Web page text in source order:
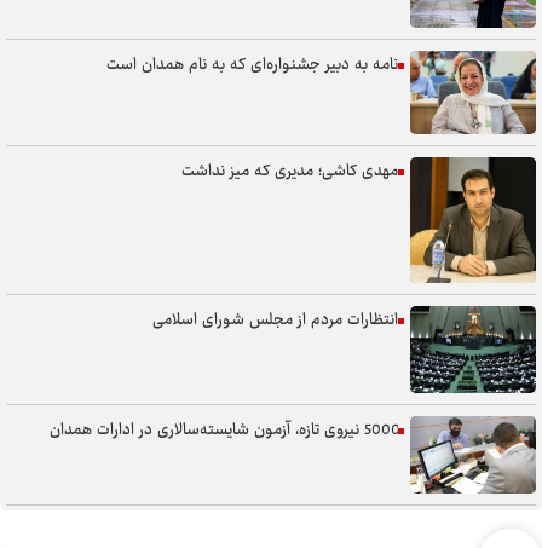
نامه به دبیر جشنواره‌ای که به نام همدان است
مهدی کاشی؛ مدیری که میز نداشت
انتظارات مردم از مجلس شورای اسلامی
5000 نیروی تازه، آزمون شایسته‌سالاری در ادارات همدان